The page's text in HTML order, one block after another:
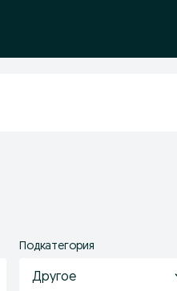
ремонта
Подкатегория
Другое